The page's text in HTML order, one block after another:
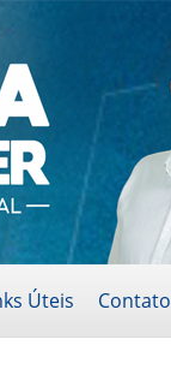
Úteis Contato